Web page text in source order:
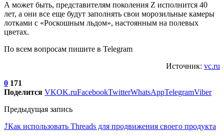
А может быть, представителям поколения Z исполнится 40
лет, а они все еще будут заполнять свои морозильные камеры
лотками с «Роскошным льдом», настоянным на полевых
цветах.
По всем вопросам пишите в Telegram
Источник: vc.ru
0 171
Поделится VKOK.ruFacebookTwitterWhatsAppTelegramViber
Предыдущая запись
⤴️Как использовать Threads для продвижения своего продукта